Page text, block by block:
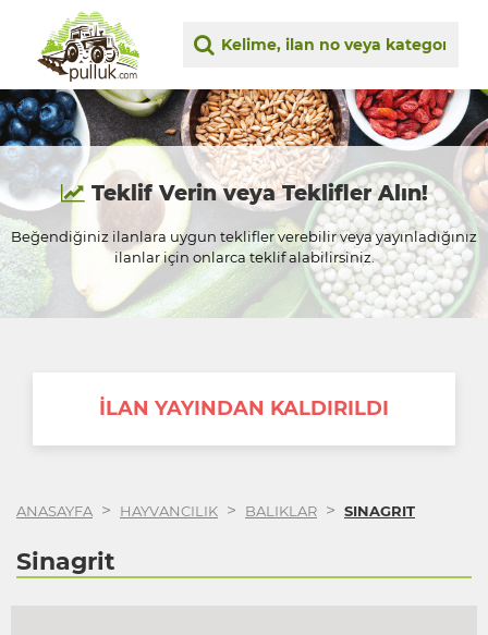
Teklif Verin veya Teklifler Alın!
Beğendiğiniz ilanlara uygun teklifler verebilir veya yayınladığınız
ilanlar için onlarca teklif alabilirsiniz.
İLAN YAYINDAN KALDIRILDI
ANASAYFA > HAYVANCILIK > BALIKLAR > SINAGRIT
Sinagrit